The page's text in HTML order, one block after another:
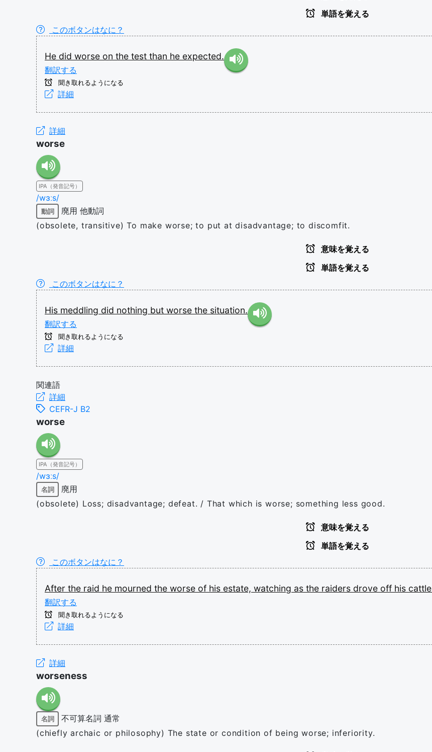
単語を覚える
このボタンはなに？
He did worse on the test than he expected.
翻訳する
聞き取れるようになる
詳細
詳細
worse
IPA（発音記号）
/wɜːs/
動詞 廃用 他動詞
(obsolete, transitive) To make worse; to put at disadvantage; to discomfit.
意味を覚える
単語を覚える
このボタンはなに？
His meddling did nothing but worse the situation.
翻訳する
聞き取れるようになる
詳細
関連語
詳細
CEFR-J B2
worse
IPA（発音記号）
/wɜːs/
名詞
廃用
(obsolete) Loss; disadvantage; defeat. / That which is worse; something less good.
意味を覚える
単語を覚える
このボタンはなに？
After the raid he mourned the worse of his estate, watching as the raiders drove off his cattle
翻訳する
聞き取れるようになる
詳細
詳細
worseness
名詞 不可算名詞 通常
(chiefly archaic or philosophy) The state or condition of being worse; inferiority.